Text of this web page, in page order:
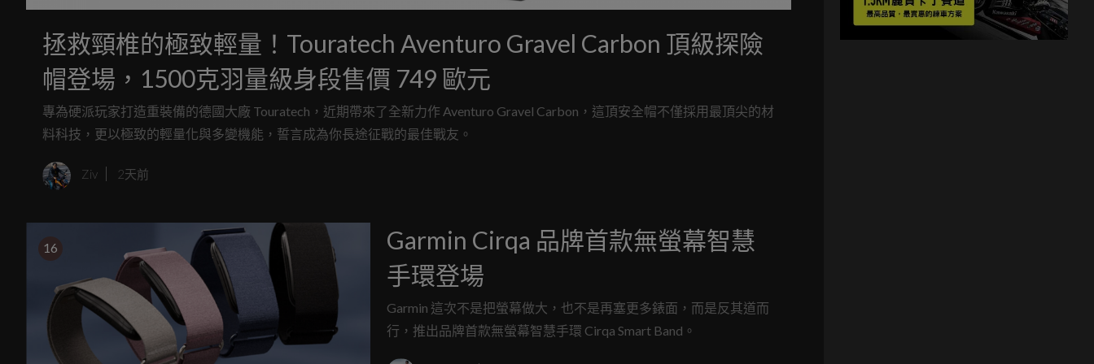
拯救頸椎的極致輕量！Touratech Aventuro Gravel Carbon 頂級探險
帽登場，1500克羽量級身段售價 749 歐元
專為硬派玩家打造重裝備的德國大廠 Touratech，近期帶來了全新力作 Aventuro Gravel Carbon，這頂安全帽不僅採用最頂尖的材
料科技，更以極致的輕量化與多變機能，誓言成為你長途征戰的最佳戰友。
Ziv 2天前
16
Garmin Cirqa 品牌首款無螢幕智慧
手環登場
Garmin 這次不是把螢幕做大，也不是再塞更多錶面，而是反其道而
行，推出品牌首款無螢幕智慧手環 Cirqa Smart Band。